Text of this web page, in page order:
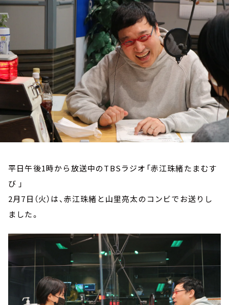
イベント・グッズ
平日午後1時から放送中のTBSラジオ「赤江珠緒たまむす
び 」
2月7日（火）は、赤江珠緒と山里亮太のコンビでお送りし
ました。